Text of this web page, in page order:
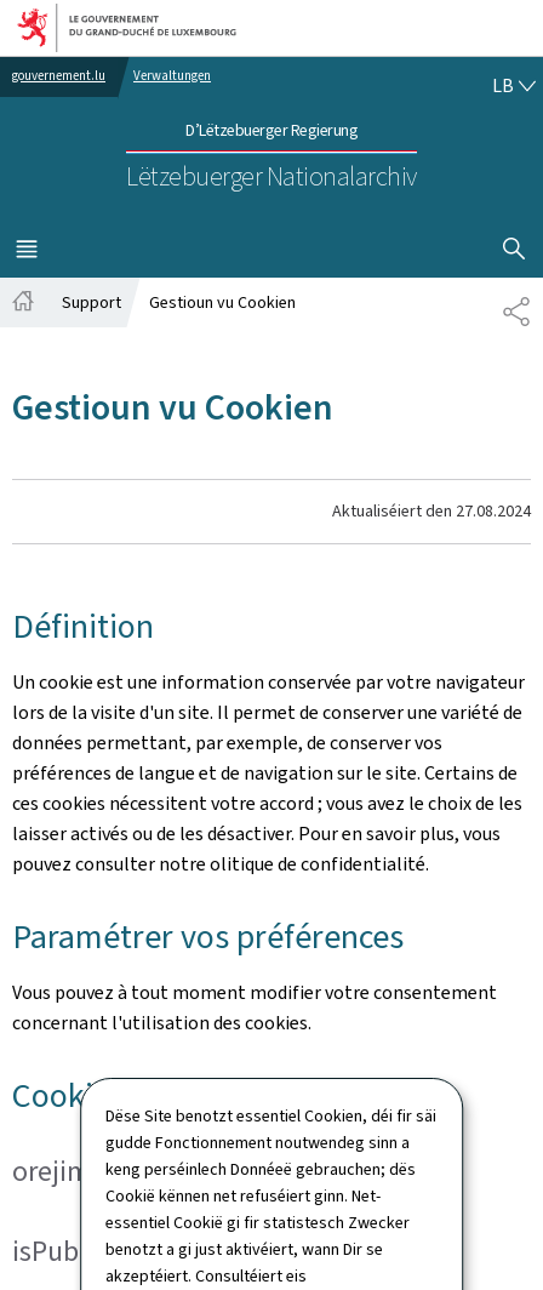
Dëse Site benotzt essentiel Cookien, déi fir säi
gudde Fonctionnement noutwendeg sinn a
keng perséinlech Donnéeë gebrauchen; dës
Cookië kënnen net refuséiert ginn. Net-
essentiel Cookië gi fir statistesch Zwecker
benotzt a gi just aktivéiert, wann Dir se
akzeptéiert. Consultéiert eis
Bei den Haaptmenü goen
Bei den Inhalt goen
gouvernement.lu Verwaltungen
D’Lëtzebuerger Regierung
Lëtzebuerger Nationalarchiv
LB
MENÜ
HAAPT-
SHOW
Support Gestioun vu Cookien
Gestioun vu Cookien
Aktualiséiert den 27.08.2024
Définition
Un cookie est une information conservée par votre navigateur
lors de la visite d'un site. Il permet de conserver une variété de
données permettant, par exemple, de conserver vos
préférences de langue et de navigation sur le site. Certains de
ces cookies nécessitent votre accord ; vous avez le choix de les
laisser activés ou de les désactiver. Pour en savoir plus, vous
pouvez consulter notre olitique de confidentialité.
Paramétrer vos préférences
Vous pouvez à tout moment modifier votre consentement
concernant l'utilisation des cookies.
Cookies techniques
orejime
isPublicWebsite